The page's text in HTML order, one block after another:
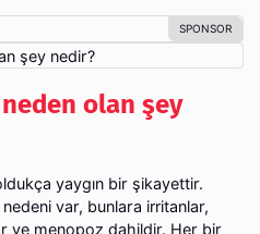
olan şey
yaygın bir şikayettir.
var, bunlara irritanlar,
ve menopoz dahildir. Her bir